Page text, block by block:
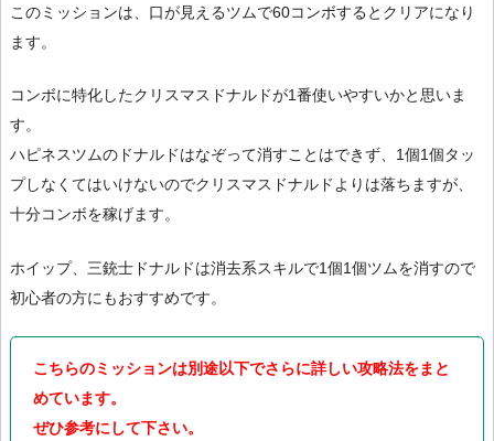
このミッションは、口が見えるツムで60コンボするとクリアになり
ます。
コンボに特化したクリスマスドナルドが1番使いやすいかと思いま
す。
ハピネスツムのドナルドはなぞって消すことはできず、1個1個タッ
プしなくてはいけないのでクリスマスドナルドよりは落ちますが、
十分コンボを稼げます。
ホイップ、三銃士ドナルドは消去系スキルで1個1個ツムを消すので
初心者の方にもおすすめです。
こちらのミッションは別途以下でさらに詳しい攻略法をまと
めています。
ぜひ参考にして下さい。